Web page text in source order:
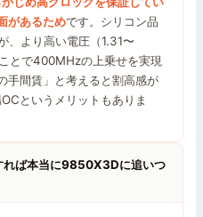
があるためです。シリコン品
、より高い電圧（1.31〜
とで400MHzの上乗せを実現
手間賃」と考えると割高感が
というメリットもありま
ば本当に9850X3Dに追いつ